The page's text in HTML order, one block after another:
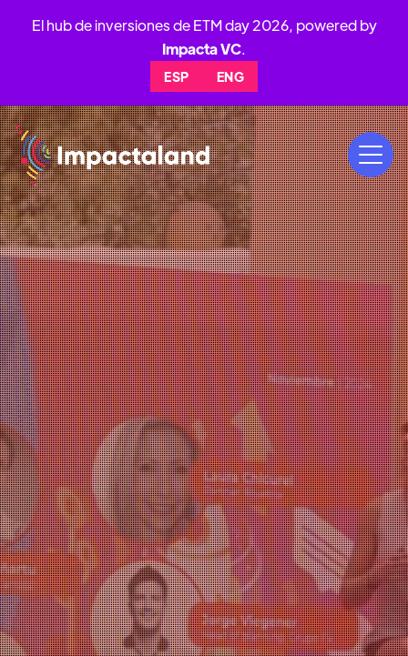
El hub de inversiones de ETM day 2026, powered by
Impacta VC.
ESP ENG
19 AL21 NOV 2026
PARQUE BICENTENARIO,VITACURA,
SANTIAGO DE CHILE 🇨🇱
ideas y el
capital
transformar el
mundo